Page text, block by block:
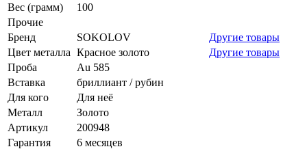
Вес (грамм)
100
Прочие
Бренд
SOKOLOV
Другие товары
Цвет металла Красное золото
Другие товары
Проба
Au 585
Вставка
бриллиант / рубин
Для кого
Для неё
Металл
Золото
Артикул
200948
Гарантия
6 месяцев